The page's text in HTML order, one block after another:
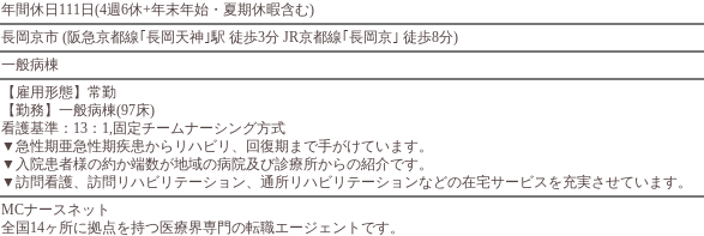
年間休日111日(4週6休+年末年始・夏期休暇含む)
長岡京市 (阪急京都線｢長岡天神｣駅 徒歩3分 JR京都線｢長岡京｣ 徒歩8分)
一般病棟
【雇用形態】常勤
【勤務】一般病棟(97床)
看護基準：13：1,固定チームナーシング方式
▼急性期亜急性期疾患からリハビリ、回復期まで手がけています。
▼入院患者様の約か端数が地域の病院及び診療所からの紹介です。
▼訪問看護、訪問リハビリテーション、通所リハビリテーションなどの在宅サービスを充実させています。
MCナースネット
全国14ヶ所に拠点を持つ医療界専門の転職エージェントです。